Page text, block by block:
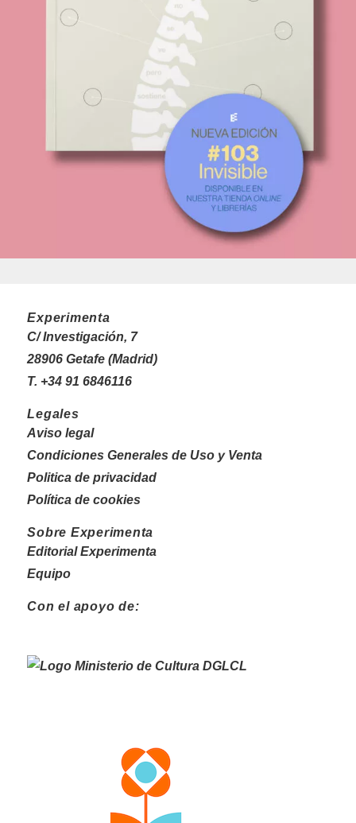
Experimenta
C/ Investigación, 7
28906 Getafe (Madrid)
T. +34 91 6846116
Legales
Aviso legal
Condiciones Generales de Uso y Venta
Politica de privacidad
Política de cookies
Sobre Experimenta
Editorial Experimenta
Equipo
Con el apoyo de: